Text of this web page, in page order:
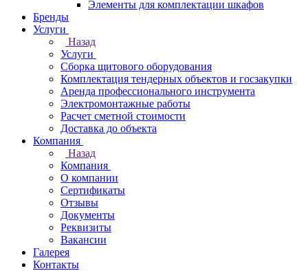
Элементы для комплектации шкафов
Бренды
Услуги
Назад
Услуги
Сборка щитового оборудования
Комплектация тендерных объектов и госзакупки
Аренда профессионального инструмента
Электромонтажные работы
Расчет сметной стоимости
Доставка до объекта
Компания
Назад
Компания
О компании
Сертификаты
Отзывы
Документы
Реквизиты
Вакансии
Галерея
Контакты